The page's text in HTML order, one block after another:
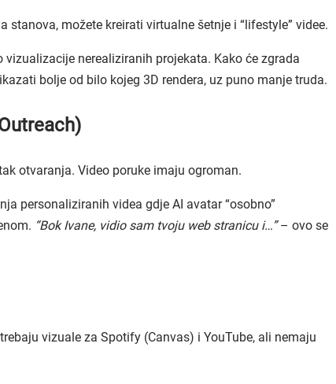
možete kreirati virtualne šetnje i “lifestyle” videe.
nerealiziranih projekata. Kako će zgrada
bolje od bilo kojeg 3D rendera, uz puno manje truda.
otvaranja. Video poruke imaju ogroman.
personaliziranih videa gdje AI avatar “osobno”
“Bok Ivane, vidio sam tvoju web stranicu i…”– ovo se
vizuale za Spotify (Canvas) i YouTube, ali nemaju